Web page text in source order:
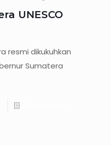
UNESCO
resmi dikukuhkan
Sumatera